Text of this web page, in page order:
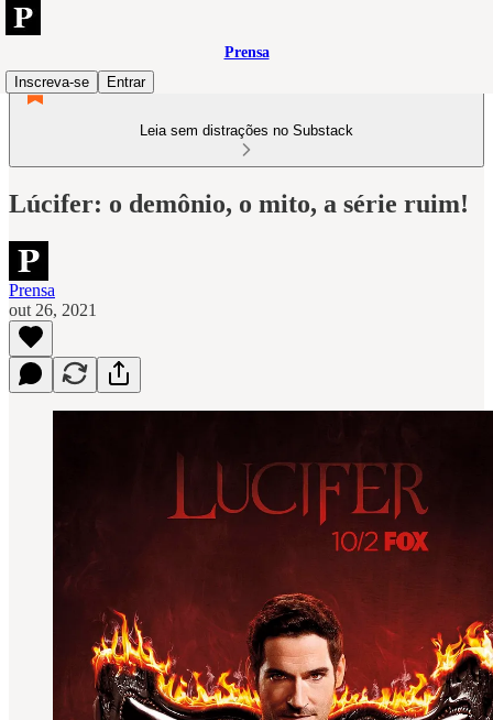
Prensa
Inscreva-se
Entrar
Leia sem distrações no Substack
Lúcifer: o demônio, o mito, a série ruim!
Prensa
out 26, 2021